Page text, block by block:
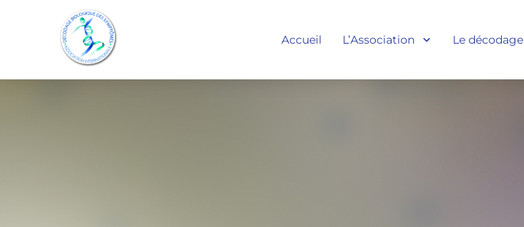
Accueil L’Association Le décodage